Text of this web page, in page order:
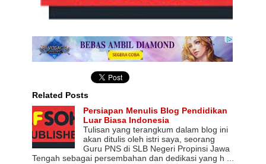
Related Posts
Persiapan Menulis Blog Pendidikan
Luar Biasa Indonesia
Tulisan yang terangkum dalam blog ini
akan ditulis oleh istri saya, seorang
Guru PNS di SLB Negeri Propinsi Jawa
Tengah sebagai persembahan dan dedikasi yang h ...